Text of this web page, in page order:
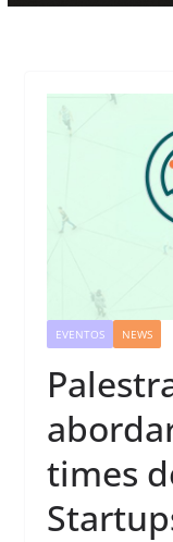
EVENTOS NEWS
times